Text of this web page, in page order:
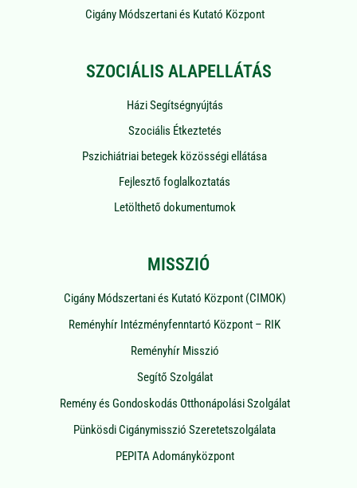
Cigány Módszertani és Kutató Központ
SZOCIÁLIS ALAPELLÁTÁS
Házi Segítségnyújtás
Szociális Étkeztetés
Pszichiátriai betegek közösségi ellátása
Fejlesztő foglalkoztatás
Letölthető dokumentumok
MISSZIÓ
Cigány Módszertani és Kutató Központ (CIMOK)
Reményhír Intézményfenntartó Központ – RIK
Reményhír Misszió
Segítő Szolgálat
Remény és Gondoskodás Otthonápolási Szolgálat
Pünkösdi Cigánymisszió Szeretetszolgálata
PEPITA Adományközpont